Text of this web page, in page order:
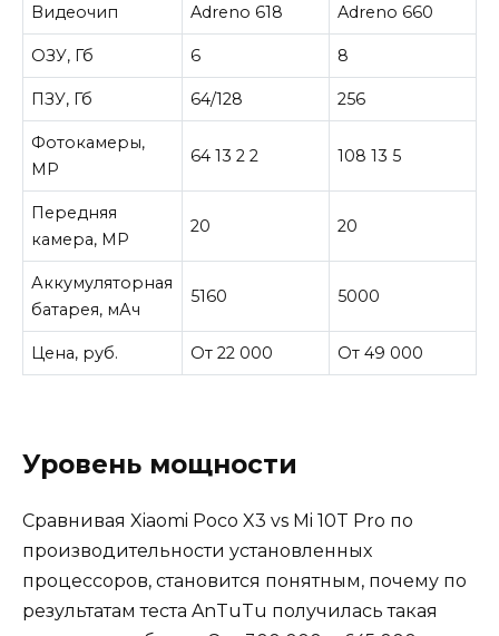
Видеочип Adreno 618 Adreno 660
ОЗУ, Гб 6 8
ПЗУ, Гб 64/128 256
Фотокамеры,
МР
64 13 2 2 108 13 5
Передняя
камера, МР
20 20
Аккумуляторная
батарея, мАч
5160 5000
Цена, руб. От 22 000 От 49 000
Уровень мощности
Сравнивая Xiaomi Poco X3 vs Mi 10T Pro по
производительности установленных
процессоров, становится понятным, почему по
результатам теста AnTuTu получилась такая